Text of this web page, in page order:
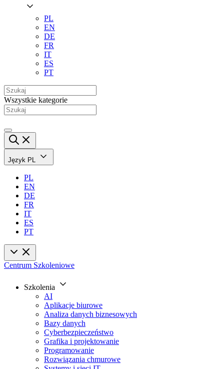
PL
EN
DE
FR
IT
ES
PT
Wszystkie kategorie
Język PL
PL
EN
DE
FR
IT
ES
PT
Centrum Szkoleniowe
Szkolenia
AI
Aplikacje biurowe
Analiza danych biznesowych
Bazy danych
Cyberbezpieczeństwo
Grafika i projektowanie
Programowanie
Rozwiązania chmurowe